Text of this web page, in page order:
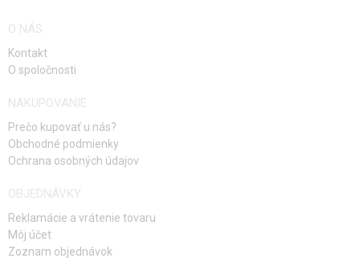
O NÁS
Kontakt
O spoločnosti
NAKUPOVANIE
Prečo kupovať u nás?
Obchodné podmienky
Ochrana osobných údajov
OBJEDNÁVKY
Reklamácie a vrátenie tovaru
Môj účet
Zoznam objednávok